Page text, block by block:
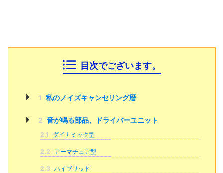
目次でございます。
1 私のノイズキャンセリング暦
2 音が鳴る部品、ドライバーユニット
2.1 ダイナミック型
2.2 アーマチュア型
2.3 ハイブリッド